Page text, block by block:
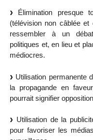
Élimination presque
(télévision non câblée
ressembler à un
politiques et, en lieu et
médiocres.
Utilisation permanente
la propagande en
pourrait signifier
Utilisation de la
pour favoriser les